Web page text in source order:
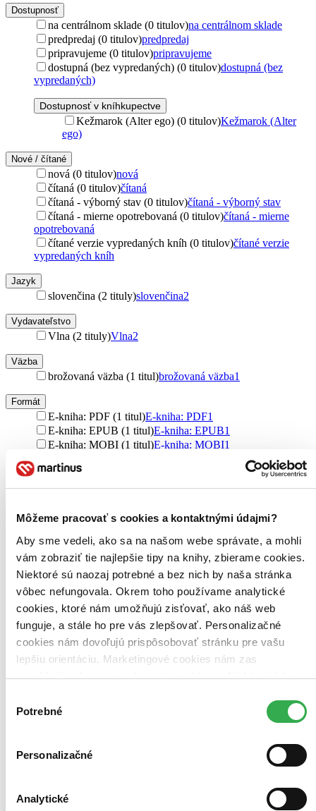
Môžeme pracovať s cookies a kontaktnými údajmi?
Aby sme vedeli, ako sa na našom webe správate, a mohli
vám zobraziť tie najlepšie tipy na knihy, zbierame cookies.
Niektoré sú naozaj potrebné a bez nich by naša stránka
vôbec nefungovala. Okrem toho používame analytické
cookies, ktoré nám umožňujú zisťovať, ako náš web
funguje, a stále ho pre vás zlepšovať. Personalizačné
cookies nám dovoľujú prispôsobovať stránku pre vašu
lepšiu orientáciu. Marketingové cookies nám zas
umožňujú zobrazenie relevantnej reklamy. Niektoré údaje
keby sme mohli používať všetky tieto cookies. Ďakujeme!
súhlasu
Potrebné
Personalizačné
Analytické
Dostupnosť
na centrálnom sklade (0 titulov)na centrálnom sklade
predpredaj (0 titulov)predpredaj
pripravujeme (0 titulov)pripravujeme
dostupná (bez vypredaných) (0 titulov)dostupná (bez
vypredaných)
Dostupnosť v kníhkupectve
Kežmarok (Alter ego) (0 titulov)Kežmarok (Alter
ego)
Nové / čítané
nová (0 titulov)nová
čítaná (0 titulov)čítaná
čítaná - výborný stav (0 titulov)čítaná - výborný stav
čítaná - mierne opotrebovaná (0 titulov)čítaná - mierne
opotrebovaná
čítané verzie vypredaných kníh (0 titulov)čítané verzie
vypredaných kníh
Jazyk
slovenčina (2 tituly)slovenčina2
Vydavateľstvo
Vlna (2 tituly)Vlna2
Väzba
brožovaná väzba (1 titul)brožovaná väzba1
Formát
E-kniha: PDF (1 titul)E-kniha: PDF1
E-kniha: EPUB (1 titul)E-kniha: EPUB1
E-kniha: MOBI (1 titul)E-kniha: MOBI1
Zúžiť výber
Top hodnotené
Novinky
Najdrahšie
Najlacnejšie
Najvyššia zľava